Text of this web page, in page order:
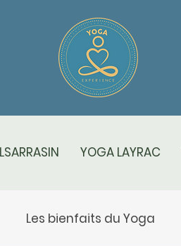
YOGA LAYRAC
Les bienfaits du Yoga